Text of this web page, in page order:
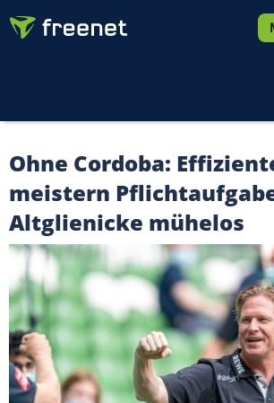
Ohne Cordoba:
meistern
Altglienicke mühelos